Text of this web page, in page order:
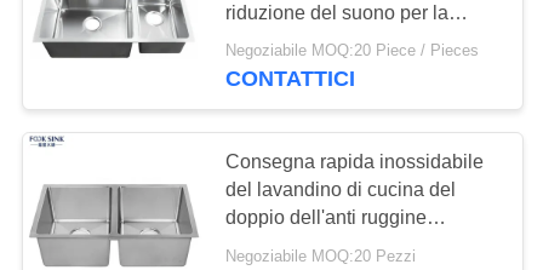
MAPPA
SITO
PRIVACY
POLICY
Lavandino di cucina
con lo scolatoio
riduzione del suono per la
prestazione calma annidata
Negoziabile MOQ:20 Piece / Pieces
CONTATTICI
Consegna rapida inossidabile
del lavandino di cucina del
doppio dell'anti ruggine
SUS3O4 Undermount
Negoziabile MOQ:20 Pezzi